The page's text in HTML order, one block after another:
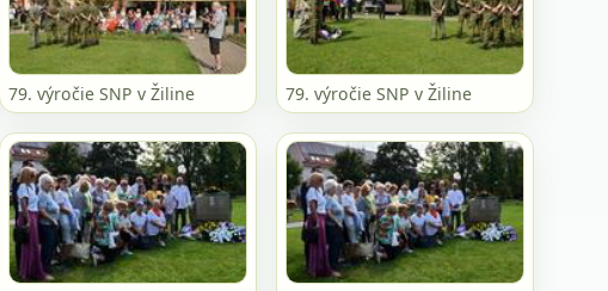
79. výročie SNP v Žiline 79. výročie SNP v Žiline